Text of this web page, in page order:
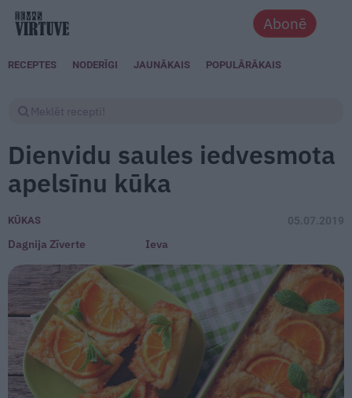
Abonē
RECEPTES NODERĪGI JAUNĀKAIS POPULĀRĀKAIS
Dienvidu saules iedvesmota
apelsīnu kūka
KŪKAS 05.07.2019
Dagnija Zīverte Ieva